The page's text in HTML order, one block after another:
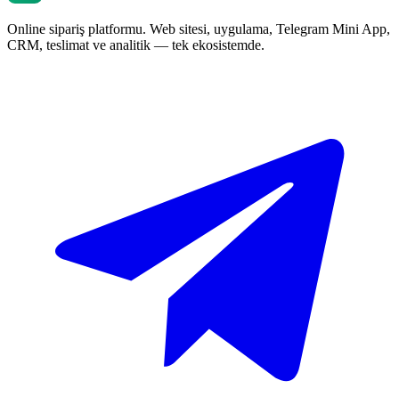
Online sipariş platformu. Web sitesi, uygulama, Telegram Mini App,
CRM, teslimat ve analitik — tek ekosistemde.